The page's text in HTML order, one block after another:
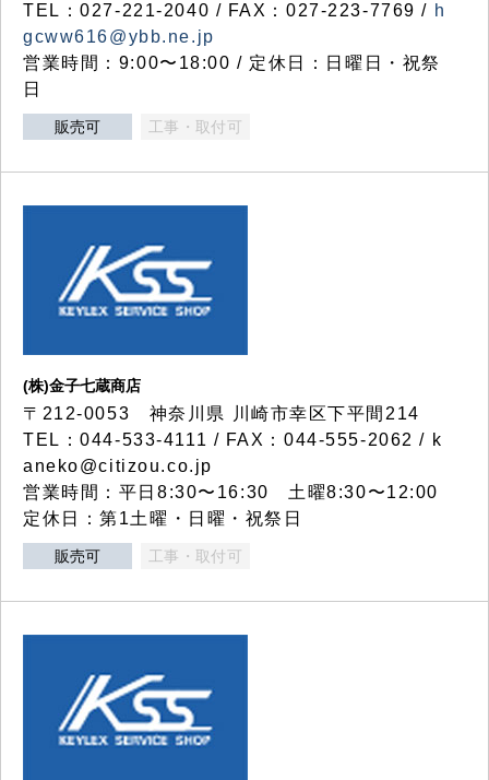
TEL：027-221-2040 / FAX：027-223-7769 / h
gcww616@ybb.ne.jp
営業時間：9:00〜18:00 / 定休日：日曜日・祝祭
日
販売可 工事・取付可
(株)金子七蔵商店
〒212-0053 神奈川県 川崎市幸区下平間214
TEL：044-533-4111 / FAX：044-555-2062 / k
aneko@citizou.co.jp
営業時間：平日8:30〜16:30 土曜8:30〜12:00
定休日：第1土曜・日曜・祝祭日
販売可 工事・取付可